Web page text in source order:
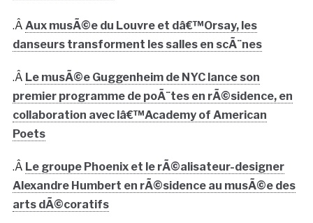
.Â Aux musÃ©e du Louvre et dâ€™Orsay, les
danseurs transforment les salles en scÃ¨nes
.Â Le musÃ©e Guggenheim de NYC lance son
premier programme de poÃ¨tes en rÃ©sidence, en
collaboration avec lâ€™Academy of American
Poets
.Â Le groupe Phoenix et le rÃ©alisateur-designer
Alexandre Humbert en rÃ©sidence au musÃ©e des
arts dÃ©coratifs